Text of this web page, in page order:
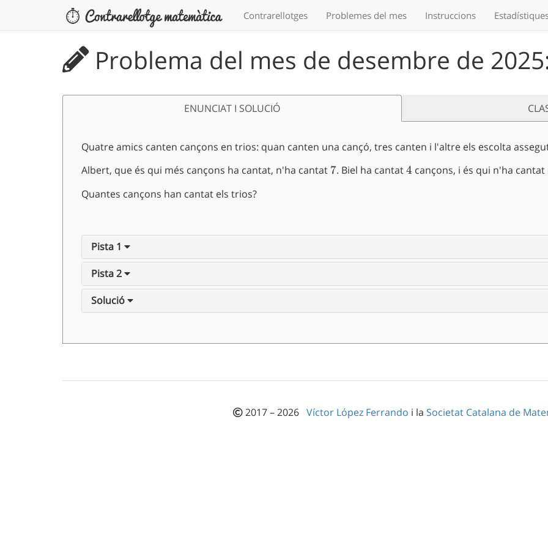
Contrarellotges Problemes del mes Instruccions
Problema del mes de desembre de
ENUNCIAT I SOLUCIÓ
Quatre amics canten cançons en trios: quan canten una cançó, tres canten i l'altre els escolta
Albert, que és qui més cançons ha cantat, n'ha cantat 7
7. Biel ha cantat4
4 cançons, i és qui n'ha cantat
Quantes cançons han cantat els trios?
Pista 1
Pista 2
Solució
2017 – 2026 Víctor López Ferrando i la Societat Catalana de